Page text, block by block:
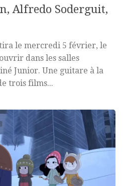
Alfredo Soderguit,
le mercredi 5 février, le
dans les salles
Junior. Une guitare à la
trois films...